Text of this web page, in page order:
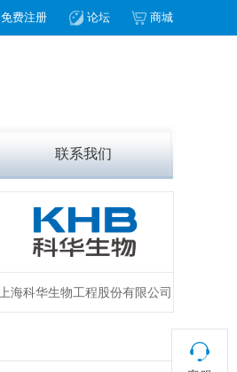
免费注册 论坛 商城
联系我们
上海科华生物工程股份有限公司